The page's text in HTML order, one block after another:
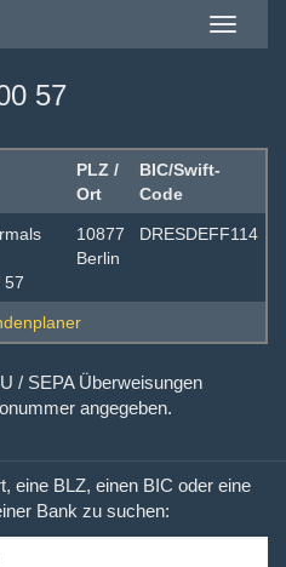
Toggle
57
PLZ /
Ort
BIC/Swift-
Code
57
10877
Berlin
DRESDEFF114
/ SEPA Überweisungen
angegeben.
eine BLZ, einen BIC oder eine
Bank zu suchen: